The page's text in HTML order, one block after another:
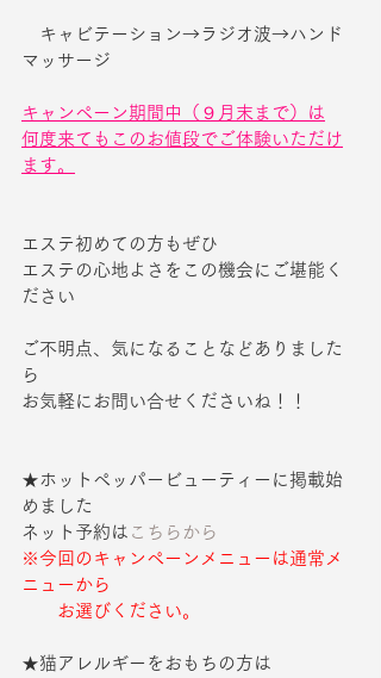
キャビテーション→ラジオ波→ハンド
マッサージ
キャンペーン期間中（９月末まで）は
何度来てもこのお値段でご体験いただけ
ます。
エステ初めての方もぜひ
エステの心地よさをこの機会にご堪能く
ださい
ご不明点、気になることなどありました
ら
お気軽にお問い合せくださいね！！
★ホットペッパービューティーに掲載始
めました
ネット予約は こちらから
※今回のキャンペーンメニューは通常メ
ニューから
お選びください。
★猫アレルギーをおもちの方は